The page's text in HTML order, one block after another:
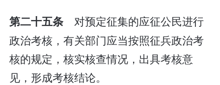
第二十五条 对预定征集的应征公民进行
政治考核，有关部门应当按照征兵政治考
核的规定，核实核查情况，出具考核意
见，形成考核结论。